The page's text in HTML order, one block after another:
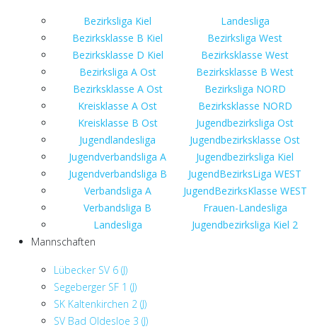
Bezirksliga Kiel
Landesliga
Bezirksklasse B Kiel
Bezirksliga West
Bezirksklasse D Kiel
Bezirksklasse West
Bezirksliga A Ost
Bezirksklasse B West
Bezirksklasse A Ost
Bezirksliga NORD
Kreisklasse A Ost
Bezirksklasse NORD
Kreisklasse B Ost
Jugendbezirksliga Ost
Jugendlandesliga
Jugendbezirksklasse Ost
Jugendverbandsliga A
Jugendbezirksliga Kiel
Jugendverbandsliga B
JugendBezirksLiga WEST
Verbandsliga A
JugendBezirksKlasse WEST
Verbandsliga B
Frauen-Landesliga
Landesliga
Jugendbezirksliga Kiel 2
Mannschaften
Lübecker SV 6 (J)
Segeberger SF 1 (J)
SK Kaltenkirchen 2 (J)
SV Bad Oldesloe 3 (J)